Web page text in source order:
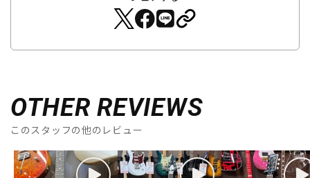
OTHER REVIEWS
このスタッフの他のレビュー